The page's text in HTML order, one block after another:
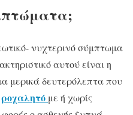
νυχτερινό σύμπτωμα
αυτού είναι η
μερικά δευτερόλεπτα που
ροχαλητό με ή χωρίς